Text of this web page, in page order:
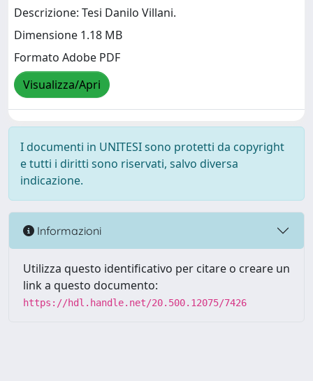
Descrizione: Tesi Danilo Villani.
Dimensione 1.18 MB
Formato Adobe PDF
Visualizza/Apri
I documenti in UNITESI sono protetti da copyright
e tutti i diritti sono riservati, salvo diversa
indicazione.
Informazioni
Utilizza questo identificativo per citare o creare un
link a questo documento:
https://hdl.handle.net/20.500.12075/7426